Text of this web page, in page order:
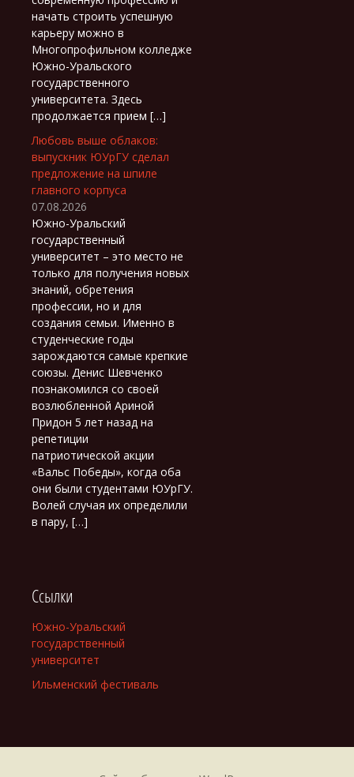
начать строить успешную
карьеру можно в
Многопрофильном колледже
Южно-Уральского
государственного
университета. Здесь
продолжается прием […]
Любовь выше облаков:
выпускник ЮУрГУ сделал
предложение на шпиле
главного корпуса
07.08.2026
Южно-Уральский
государственный
университет – это место не
только для получения новых
знаний, обретения
профессии, но и для
создания семьи. Именно в
студенческие годы
зарождаются самые крепкие
союзы. Денис Шевченко
познакомился со своей
возлюбленной Ариной
Придон 5 лет назад на
репетиции
патриотической акции
«Вальс Победы», когда оба
они были студентами ЮУрГУ.
Волей случая их определили
в пару, […]
Ссылки
Южно-Уральский
государственный
университет
Ильменский фестиваль